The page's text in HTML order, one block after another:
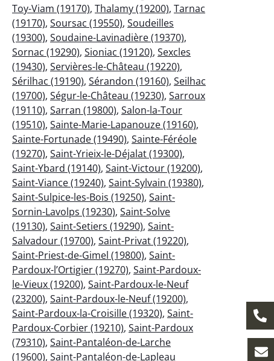
Toy-Viam (19170), Thalamy (19200), Tarnac
(19170), Soursac (19550), Soudeilles
(19300), Soudaine-Lavinadière (19370),
Sornac (19290), Sioniac (19120), Sexcles
(19430), Servières-le-Château (19220),
Sérilhac (19190), Sérandon (19160), Seilhac
(19700), Ségur-le-Château (19230), Sarroux
(19110), Sarran (19800), Salon-la-Tour
(19510), Sainte-Marie-Lapanouze (19160),
Sainte-Fortunade (19490), Sainte-Féréole
(19270), Saint-Yrieix-le-Déjalat (19300),
Saint-Ybard (19140), Saint-Victour (19200),
Saint-Viance (19240), Saint-Sylvain (19380),
Saint-Sulpice-les-Bois (19250), Saint-
Sornin-Lavolps (19230), Saint-Solve
(19130), Saint-Setiers (19290), Saint-
Salvadour (19700), Saint-Privat (19220),
Saint-Priest-de-Gimel (19800), Saint-
Pardoux-l’Ortigier (19270), Saint-Pardoux-
le-Vieux (19200), Saint-Pardoux-le-Neuf
(23200), Saint-Pardoux-le-Neuf (19200),
Saint-Pardoux-la-Croisille (19320), Saint-
Pardoux-Corbier (19210), Saint-Pardoux
(79310), Saint-Pantaléon-de-Larche
(19600), Saint-Pantaléon-de-Lapleau